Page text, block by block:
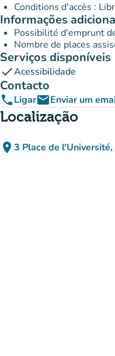
Conditions d'accès :
Informações
Possibilité d'emprunt
Nombre de places
Serviços disponíveis
checkAcessibilidade
Contacto
phoneLigaremailEnviar um
Localização
place 3 Place de